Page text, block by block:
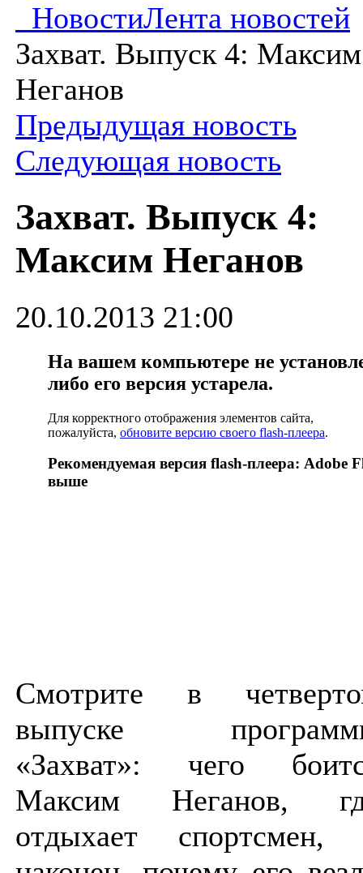
НовостиЛента новостей
Захват. Выпуск 4: Максим
Неганов
Предыдущая новость
Следующая новость
Захват. Выпуск 4:
Максим Неганов
20.10.2013 21:00
На вашем компьютере не
либо его версия устарела.
Для корректного отображения элементов сайта,
пожалуйста, обновите версию своего flash-плеера.
Рекомендуемая версия flash-плеера: Adobe
выше
Смотрите в
выпуске
«Захват»: чего
Максим Неганов,
отдыхает спортсмен,